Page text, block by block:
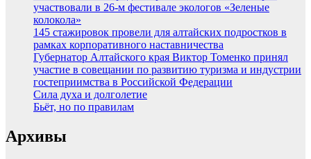
участвовали в 26-м фестивале экологов «Зеленые
колокола»
145 стажировок провели для алтайских подростков в
рамках корпоративного наставничества
Губернатор Алтайского края Виктор Томенко принял
участие в совещании по развитию туризма и индустрии
гостеприимства в Российской Федерации
Сила духа и долголетие
Бьёт, но по правилам
Архивы